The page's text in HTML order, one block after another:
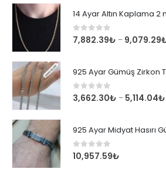
0 out of 5
7,882.39₺ – 9,079.29
0 out of 5
3,662.30₺ – 5,114.04₺
925 Ayar Midyat Hasırı
0out of 5
10,957.59₺